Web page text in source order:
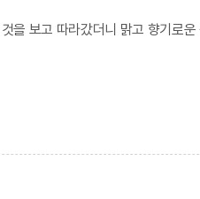
보고 따라갔더니 맑고 향기로